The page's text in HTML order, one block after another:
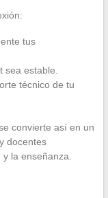
tus
sea estable.
técnico de tu
convierte así en un
docentes
la enseñanza.